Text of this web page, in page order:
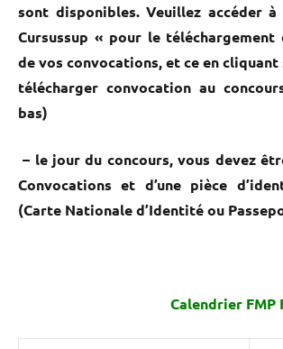
sont disponibles. Veuillez accéder à
Cursussup « pour le téléchargement
de vos convocations, et ce en
télécharger convocation au
bas)
– le jour du concours, vous devez
Convocations et d’une pièce
(Carte Nationale d’Identité ou
Calendrier FMP